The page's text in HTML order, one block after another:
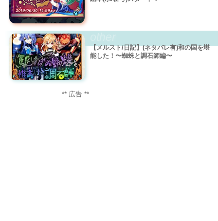
【メルスト/日記】(ネタバレ有)和の国を堪
能した！〜蜘蛛と調石師編〜
** 広告 **